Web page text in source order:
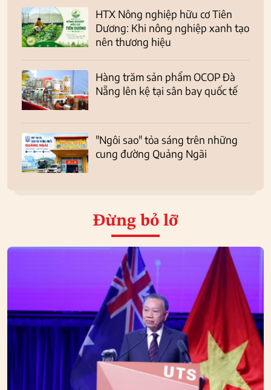
HTX Nông nghiệp hữu cơ Tiên
Dương: Khi nông nghiệp xanh tạo
nên thương hiệu
Hàng trăm sản phẩm OCOP Đà
Nẵng lên kệ tại sân bay quốc tế
"Ngôi sao" tỏa sáng trên những
cung đường Quảng Ngãi
Đừng bỏ lỡ